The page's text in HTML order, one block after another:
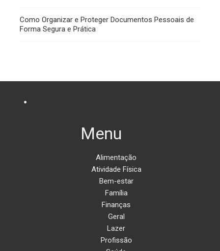
Como Organizar e Proteger Documentos Pessoais de
Forma Segura e Prática
Menu
Alimentação
Atividade Física
Bem-estar
Família
Finanças
Geral
Lazer
Profissão